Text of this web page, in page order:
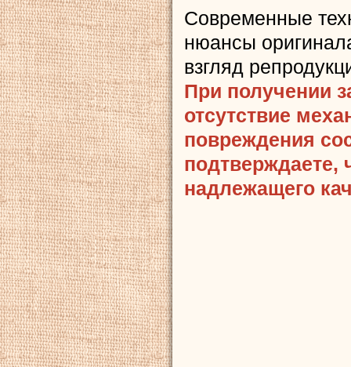
Современные
нюансы
взгляд
При получении
отсутствие
повреждения
подтверждаете,
надлежащего